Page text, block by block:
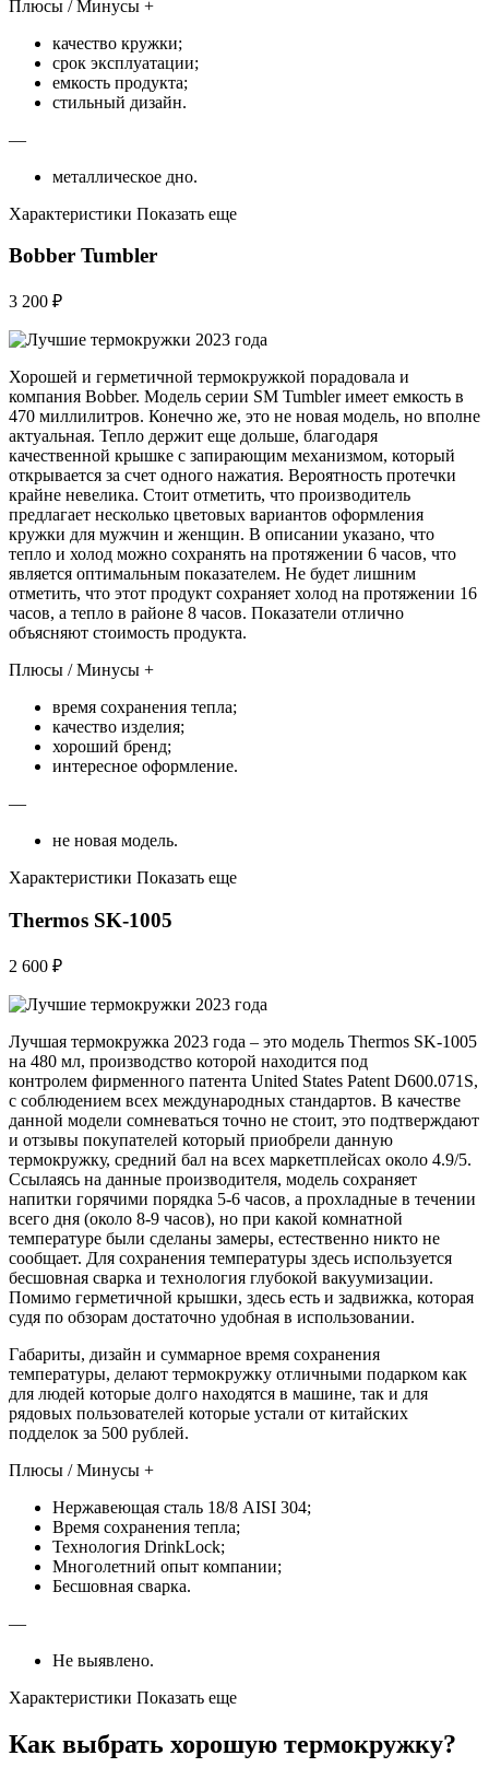
Плюсы / Минусы +
качество кружки;
срок эксплуатации;
емкость продукта;
стильный дизайн.
—
металлическое дно.
Характеристики Показать еще
Bobber Tumbler
3 200 ₽
Хорошей и герметичной термокружкой порадовала и
компания Bobber. Модель серии SM Tumbler имеет емкость в
470 миллилитров. Конечно же, это не новая модель, но вполне
актуальная. Тепло держит еще дольше, благодаря
качественной крышке с запирающим механизмом, который
открывается за счет одного нажатия. Вероятность протечки
крайне невелика. Стоит отметить, что производитель
предлагает несколько цветовых вариантов оформления
кружки для мужчин и женщин. В описании указано, что
тепло и холод можно сохранять на протяжении 6 часов, что
является оптимальным показателем. Не будет лишним
отметить, что этот продукт сохраняет холод на протяжении 16
часов, а тепло в районе 8 часов. Показатели отлично
объясняют стоимость продукта.
Плюсы / Минусы +
время сохранения тепла;
качество изделия;
хороший бренд;
интересное оформление.
—
не новая модель.
Характеристики Показать еще
Thermos SK-1005
2 600 ₽
Лучшая термокружка 2023 года – это модель Thermos SK-1005
на 480 мл, производство которой находится под
контролем фирменного патента United States Patent D600.071S,
с соблюдением всех международных стандартов. В качестве
данной модели сомневаться точно не стоит, это подтверждают
и отзывы покупателей который приобрели данную
термокружку, средний бал на всех маркетплейсах около 4.9/5.
Ссылаясь на данные производителя, модель сохраняет
напитки горячими порядка 5-6 часов, а прохладные в течении
всего дня (около 8-9 часов), но при какой комнатной
температуре были сделаны замеры, естественно никто не
сообщает. Для сохранения температуры здесь используется
бесшовная сварка и технология глубокой вакуумизации.
Помимо герметичной крышки, здесь есть и задвижка, которая
судя по обзорам достаточно удобная в использовании.
Габариты, дизайн и суммарное время сохранения
температуры, делают термокружку отличными подарком как
для людей которые долго находятся в машине, так и для
рядовых пользователей которые устали от китайских
подделок за 500 рублей.
Плюсы / Минусы +
Нержавеющая сталь 18/8 AISI 304;
Время сохранения тепла;
Технология DrinkLock;
Многолетний опыт компании;
Бесшовная сварка.
—
Не выявлено.
Характеристики Показать еще
Как выбрать хорошую термокружку?